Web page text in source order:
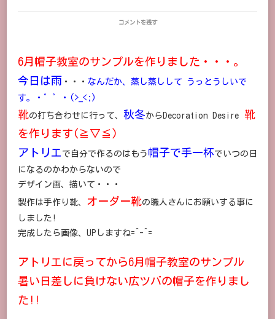
6
子
室・・・
バ
帽
サ
ル
作
に
コメントを残す
6月帽子教室のサンプルを作りました・・・。
今日は雨 ・・・ なんだか、蒸し蒸しして うっとうしいで
す。・゜゜・(>_<;)
靴の打ち合わせに行って、 秋冬からDecoration Desire
靴
を作ります(≧▽≦)
アトリエ で自分で作るのはもう 帽子で手一杯でいつの日
になるのかわからないので
デザイン画、描いて・・・
製作は手作り靴、 オーダー靴の職人さんにお願いする事に
しました!
完成したら画像、UPしますね=^-^=
アトリエに戻ってから6月帽子教室のサンプル
暑い日差しに負けない広ツバの帽子を作りまし
た!!